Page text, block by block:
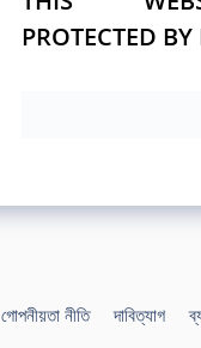
PROTECTED
গোপনীয়তা নীতি দাবিত্যাগ